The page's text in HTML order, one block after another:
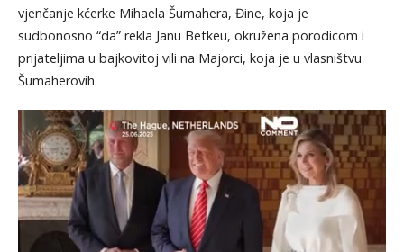
vjenčanje kćerke Mihaela Šumahera, Đine, koja je
sudbonosno “da” rekla Janu Betkeu, okružena porodicom i
prijateljima u bajkovitoj vili na Majorci, koja je u vlasništvu
Šumaherovih.